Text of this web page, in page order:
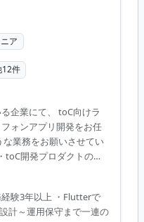
ア
12件
企業にて、 toC向けラ
ォンアプリ開発をお任
業務をお願いさせてい
toC開発プロダクトのア
、開発 ・アプリの機能
・企画による各種機能
エンドエンジニアと連携
験3年以上 ・Flutterで
計～運用保守まで一連の